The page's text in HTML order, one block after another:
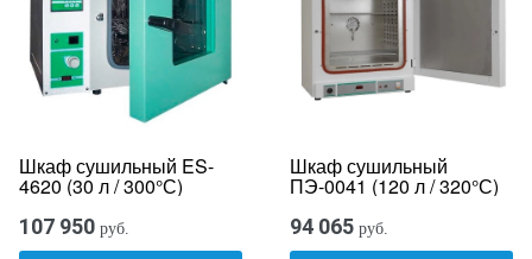
Шкаф сушильный ES-
4620 (30 л / 300°С)
107 950 руб.
Шкаф сушильный
ПЭ-0041 (120 л / 320°С)
94 065 руб.